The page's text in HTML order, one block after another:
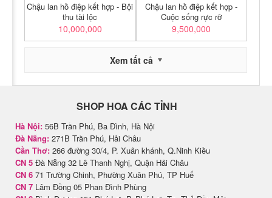
Chậu lan hồ điệp kết hợp - Bội
thu tài lộc
10,000,000
Chậu lan hồ điệp kết hợp -
Cuộc sống rực rỡ
9,500,000
Xem tất cả
SHOP HOA CÁC TỈNH
Hà Nội: 56B Trần Phú, Ba Đình, Hà Nội
Đà Nẵng: 271B Trần Phú, Hải Châu
Cần Thơ: 266 đường 30/4, P. Xuân khánh, Q.Ninh Kiều
CN 5 Đà Nẵng 32 Lê Thanh Nghị, Quận Hải Châu
CN 6 71 Trường Chinh, Phường Xuân Phú, TP Huế
CN 7 Lâm Đồng 05 Phan Đình Phùng